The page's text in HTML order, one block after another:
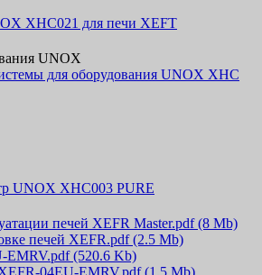
XHC021 для печи XEFT
UNOX
UNOX XHC003 PURE
печей XEFR Master.pdf(8 Mb)
печей XEFR.pdf(2.5 Mb)
EMRV.pdf(520.6 Kb)